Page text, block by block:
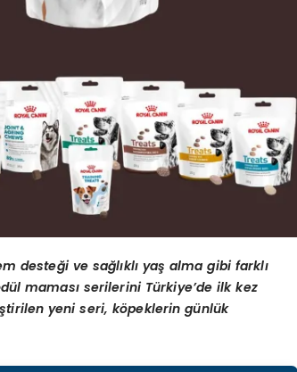
desteği ve sağlıklı yaş alma gibi farklı
maması serilerini Türkiye’de ilk kez
yeni seri, köpeklerin günlük